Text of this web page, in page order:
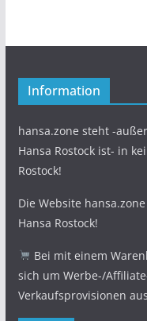
Information
hansa.zone steht -
Hansa Rostock ist- in
Rostock!
Die Website
Hansa Rostock!
Bei mit einem
sich um Werbe-/
Verkaufsprovisionen